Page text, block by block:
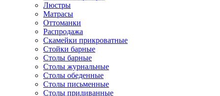
Люстры
Матрасы
Оттоманки
Распродажа
Скамейки прикроватные
Стойки барные
Столы барные
Столы журнальные
Столы обеденные
Столы письменные
Столы придиванные